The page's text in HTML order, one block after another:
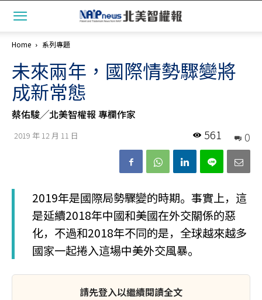
Home 系列專題
未來兩年，國際情勢驟變將
成新常態
蔡佑駿╱北美智權報 專欄作家
2019 年 12 月 11 日 0
561
2019年是國際局勢驟變的時期。事實上，這
是延續2018年中國和美國在外交關係的惡
化，不過和2018年不同的是，全球越來越多
國家一起捲入這場中美外交風暴。
請先登入以繼續閱讀全文